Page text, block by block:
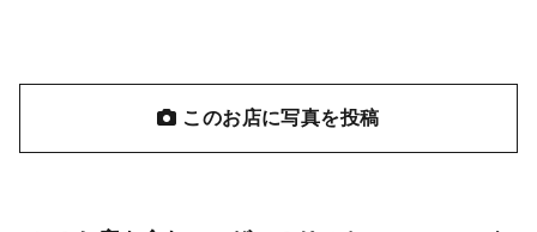
このお店に写真を投稿